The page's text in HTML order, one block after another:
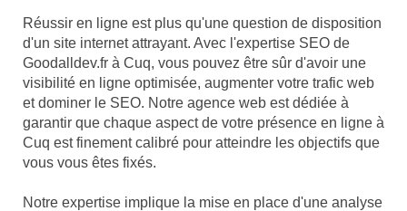
Réussir en ligne est plus qu'une question de disposition
d'un site internet attrayant. Avec l'expertise SEO de
Goodalldev.fr à Cuq, vous pouvez être sûr d'avoir une
visibilité en ligne optimisée, augmenter votre trafic web
et dominer le SEO. Notre agence web est dédiée à
garantir que chaque aspect de votre présence en ligne à
Cuq est finement calibré pour atteindre les objectifs que
vous vous êtes fixés.
Notre expertise implique la mise en place d'une analyse